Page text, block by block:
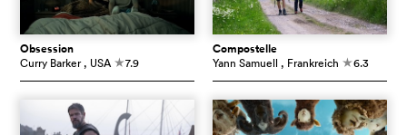
Obsession
Curry Barker , USA c7.9
Compostelle
Yann Samuell , Frankreich c6.3